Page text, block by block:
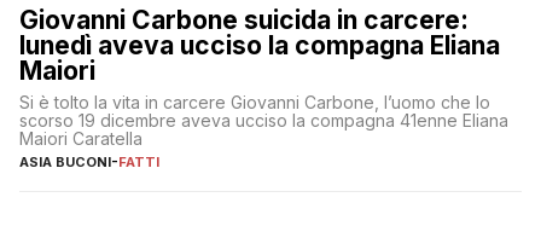
Giovanni Carbone suicida in carcere:
lunedì aveva ucciso la compagna Eliana
Maiori
Si è tolto la vita in carcere Giovanni Carbone, l’uomo che lo
scorso 19 dicembre aveva ucciso la compagna 41enne Eliana
Maiori Caratella
ASIA BUCONI-FATTI